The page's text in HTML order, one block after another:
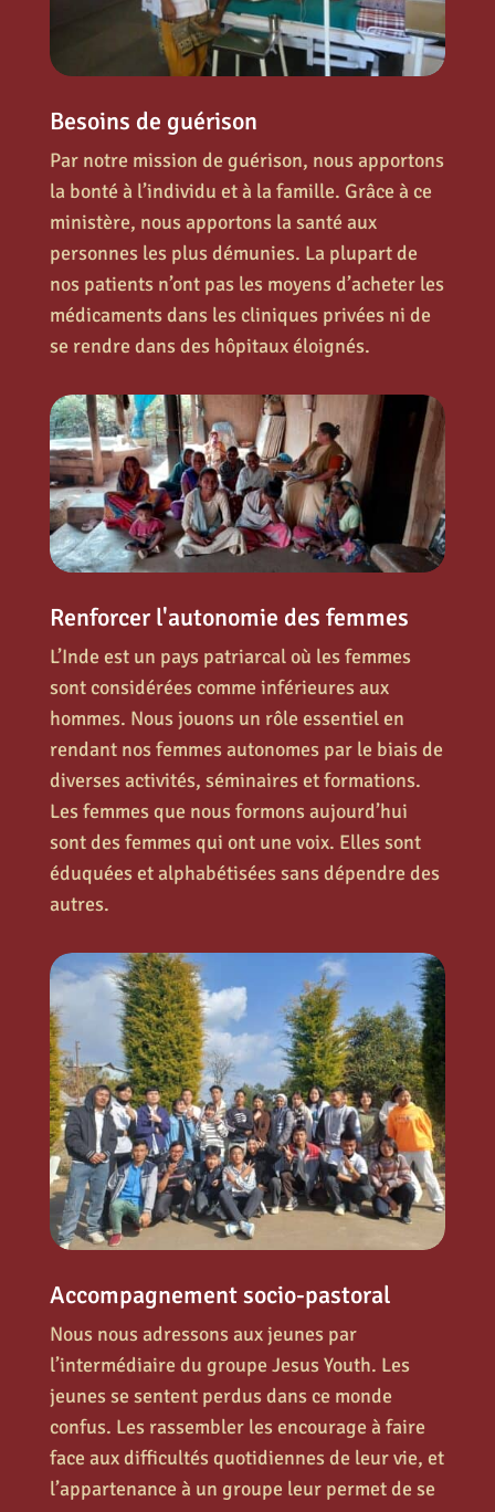
Besoins de guérison
Par notre mission de guérison, nous apportons
la bonté à l’individu et à la famille. Grâce à ce
ministère, nous apportons la santé aux
personnes les plus démunies. La plupart de
nos patients n’ont pas les moyens d’acheter les
médicaments dans les cliniques privées ni de
se rendre dans des hôpitaux éloignés.
Renforcer l'autonomie des femmes
L’Inde est un pays patriarcal où les femmes
sont considérées comme inférieures aux
hommes. Nous jouons un rôle essentiel en
rendant nos femmes autonomes par le biais de
diverses activités, séminaires et formations.
Les femmes que nous formons aujourd’hui
sont des femmes qui ont une voix. Elles sont
éduquées et alphabétisées sans dépendre des
autres.
Accompagnement socio-pastoral
Nous nous adressons aux jeunes par
l’intermédiaire du groupe Jesus Youth. Les
jeunes se sentent perdus dans ce monde
confus. Les rassembler les encourage à faire
face aux difficultés quotidiennes de leur vie, et
l’appartenance à un groupe leur permet de se